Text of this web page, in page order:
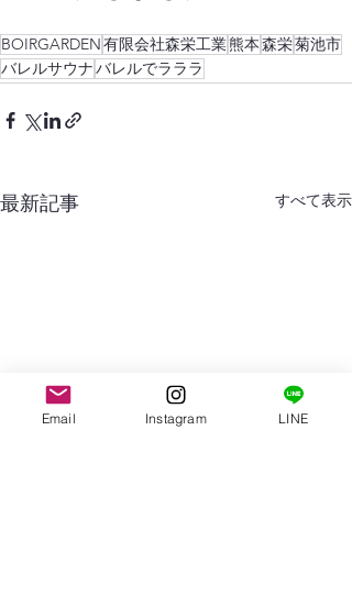
BOIRGARDEN有限会社森栄工業熊本森栄菊池市
バレルサウナバレルでラララ
最新記事 すべて表示
Email Instagram LINE